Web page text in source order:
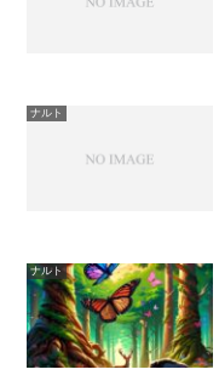
ナルト
ナルト